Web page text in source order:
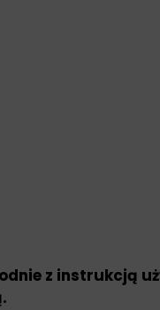
z instrukcją